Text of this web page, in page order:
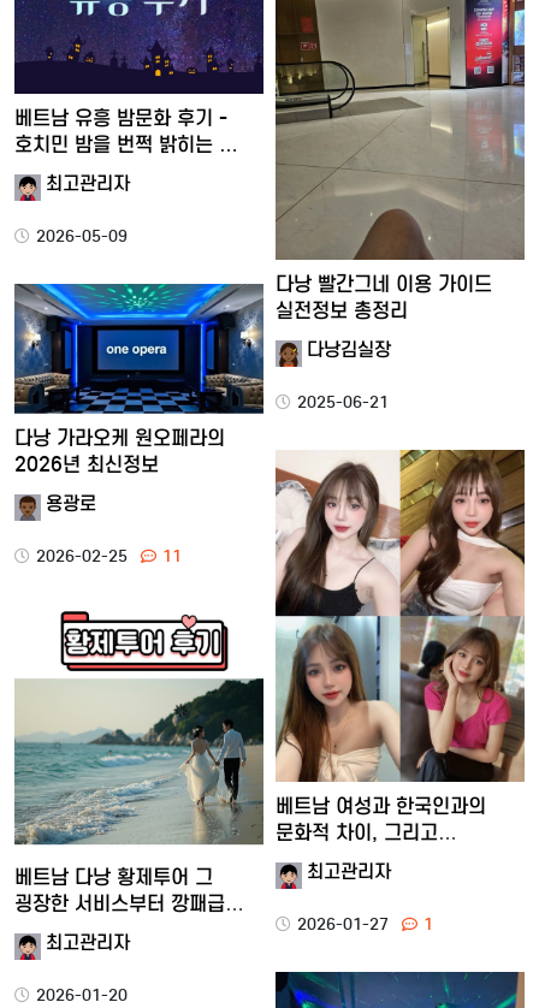
베트남 유흥 밤문화 후기 -
호치민 밤을 번쩍 밝히는 …
최고관리자
2026-05-09
다낭 빨간그네 이용 가이드
실전정보 총정리
다낭김실장
2025-06-21
다낭 가라오케 원오페라의
2026년 최신정보
용광로
2026-02-25 11
베트남 여성과 한국인과의
문화적 차이, 그리고
현지에서…
최고관리자
2026-01-27 1
베트남 다낭 황제투어 그
굉장한 서비스부터 깡패급
재미…최고관리자
2026-01-20